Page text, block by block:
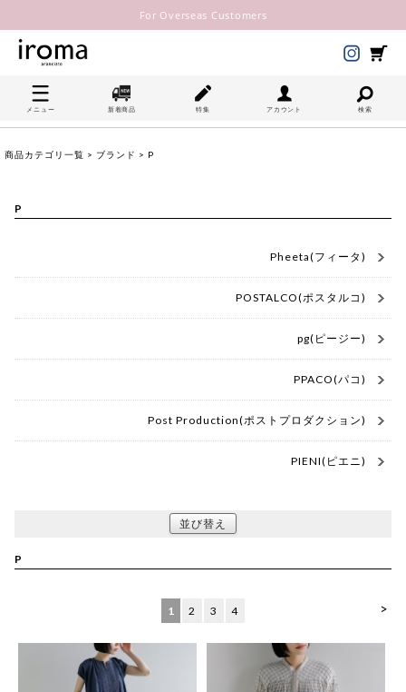
For Overseas Customers
メニュー 新着商品 特集 アカウント 検索
商品カテゴリ一覧 > ブランド > P
P
Pheeta(フィータ)
POSTALCO(ポスタルコ)
pg(ピージー)
PPACO(パコ)
Post Production(ポストプロダクション)
PIENI(ピエニ)
並び替え
P
>
1 2 3 4